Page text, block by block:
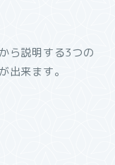
ら説明する3つの
出来ます。